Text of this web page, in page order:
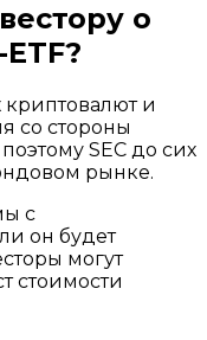
о
криптовалют и
со стороны
SEC до сих
рынке.
с
он будет
могут
стоимости